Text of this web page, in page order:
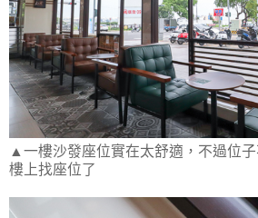
▲一樓沙發座位實在太舒適，不過位
樓上找座位了